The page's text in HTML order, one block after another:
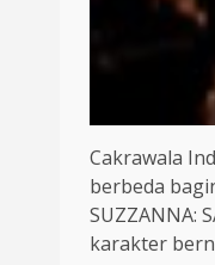
Cakrawala
berbeda
SUZZANNA:
karakter